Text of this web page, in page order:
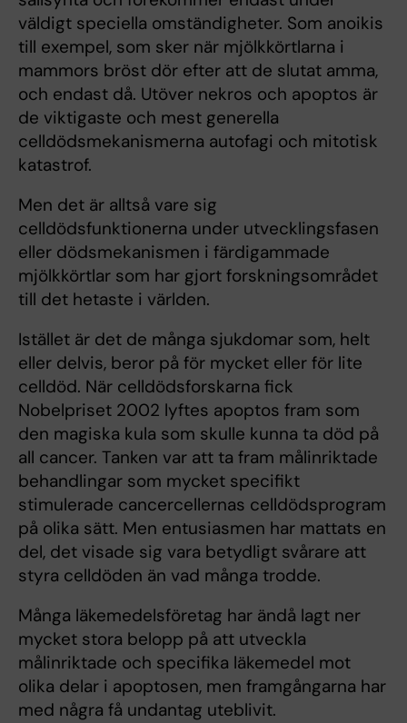
väldigt speciella omständigheter. Som anoikis
till exempel, som sker när mjölkkörtlarna i
mammors bröst dör efter att de slutat amma,
och endast då. Utöver nekros och apoptos är
de viktigaste och mest generella
celldödsmekanismerna autofagi och mitotisk
katastrof.
Men det är alltså vare sig
celldödsfunktionerna under utvecklingsfasen
eller dödsmekanismen i färdigammade
mjölkkörtlar som har gjort forskningsområdet
till det hetaste i världen.
Istället är det de många sjukdomar som, helt
eller delvis, beror på för mycket eller för lite
celldöd. När celldödsforskarna fick
Nobelpriset 2002 lyftes apoptos fram som
den magiska kula som skulle kunna ta död på
all cancer. Tanken var att ta fram målinriktade
behandlingar som mycket specifikt
stimulerade cancercellernas celldödsprogram
på olika sätt. Men entusiasmen har mattats en
del, det visade sig vara betydligt svårare att
styra celldöden än vad många trodde.
Många läkemedelsföretag har ändå lagt ner
mycket stora belopp på att utveckla
målinriktade och specifika läkemedel mot
olika delar i apoptosen, men framgångarna har
med några få undantag uteblivit.